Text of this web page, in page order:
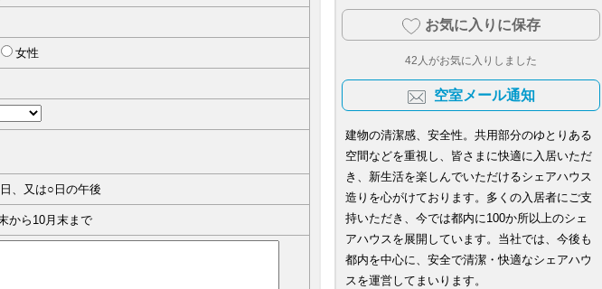
女性
、又は○日の午後
から10月末まで
お気に入りに保存
42 人がお気に入りしました
空室メール通知
建物の清潔感、安全性。共用部分のゆとりある
空間などを重視し、皆さまに快適に入居いただ
き、新生活を楽しんでいただけるシェアハウス
造りを心がけております。多くの入居者にご支
持いただき、今では都内に100か所以上のシェ
アハウスを展開しています。当社では、今後も
都内を中心に、安全で清潔・快適なシェアハウ
スを運営してまいります。